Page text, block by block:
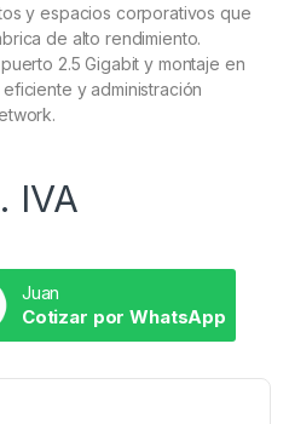
y espacios corporativos que
de alto rendimiento.
2.5 Gigabit y montaje en
y administración
IVA
Juan
Cotizar por WhatsApp